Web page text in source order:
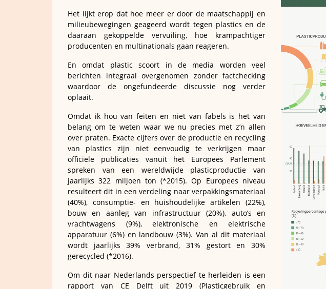
Het lijkt erop dat hoe meer er door de maatschappij en
milieubewegingen geageerd wordt tegen plastics en de
daaraan gekoppelde vervuiling, hoe krampachtiger
producenten en multinationals gaan reageren.
En omdat plastic scoort in de media worden veel
berichten integraal overgenomen zonder factchecking
waardoor de ongefundeerde discussie nog verder
oplaait.
Omdat ik hou van feiten en niet van fabels is het van
belang om te weten waar we nu precies met z’n allen
over praten. Exacte cijfers over de productie en recycling
van plastics zijn niet eenvoudig te verkrijgen maar
officiële publicaties vanuit het Europees Parlement
spreken van een wereldwijde plasticproductie van
jaarlijks 322 miljoen ton (*2015). Op Europees niveau
resulteert dit in een verdeling naar verpakkingsmateriaal
(40%), consumptie- en huishoudelijke artikelen (22%),
bouw en aanleg van infrastructuur (20%), auto’s en
vrachtwagens (9%), elektronische en elektrische
apparatuur (6%) en landbouw (3%). Van al dit materiaal
wordt jaarlijks 39% verbrand, 31% gestort en 30%
gerecycled (*2016).
Om dit naar Nederlands perspectief te herleiden is een
rapport van CE Delft uit 2019 (Plasticgebruik en